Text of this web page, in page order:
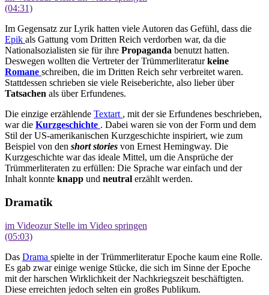
(04:31)
Im Gegensatz zur Lyrik hatten viele Autoren das Gefühl, dass die
Epik als Gattung vom Dritten Reich verdorben war, da die
Nationalsozialisten sie für ihre Propaganda benutzt hatten.
Deswegen wollten die Vertreter der Trümmerliteraturkeine
Romane schreiben, die im Dritten Reich sehr verbreitet waren.
Stattdessen schrieben sie viele Reiseberichte, also lieber über
Tatsachen als über Erfundenes.
Die einzige erzählende Textart , mit der sie Erfundenes beschrieben,
war die Kurzgeschichte . Dabei waren sie von der Form und dem
Stil der US-amerikanischen Kurzgeschichte inspiriert, wie zum
Beispiel von den short stories von Ernest Hemingway. Die
Kurzgeschichte war das ideale Mittel, um die Ansprüche der
Trümmerliteraten zu erfüllen: Die Sprache war einfach und der
Inhalt konnte knapp und neutral erzählt werden.
Dramatik
im Videozur Stelle im Video springen
(05:03)
Das Drama spielte in der Trümmerliteratur Epoche kaum eine Rolle.
Es gab zwar einige wenige Stücke, die sich im Sinne der Epoche
mit der harschen Wirklichkeit der Nachkriegszeit beschäftigten.
Diese erreichten jedoch selten ein großes Publikum.